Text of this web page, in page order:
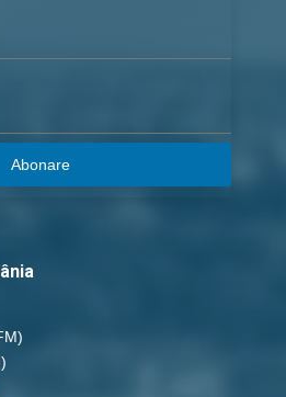
Abonare